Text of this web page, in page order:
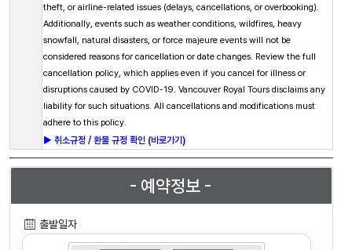
theft, or airline-related issues (delays, cancellations, or overbooking).
Additionally, events such as weather conditions, wildfires, heavy
snowfall, natural disasters, or force majeure events will not be
considered reasons for cancellation or date changes. Review the full
cancellation policy, which applies even if you cancel for illness or
disruptions caused by COVID-19. Vancouver Royal Tours disclaims any
liability for such situations. All cancellations and modifications must
adhere to this policy.
► 취소규정 / 환불 규정 확인 (바로가기)
- 예약정보 -
출발일자